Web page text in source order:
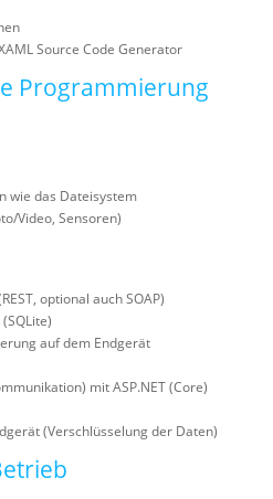
Source Code Generator
Programmierung
wie das Dateisystem
Video, Sensoren)
optional auch SOAP)
auf dem Endgerät
mit ASP.NET (Core)
(Verschlüsselung der Daten)